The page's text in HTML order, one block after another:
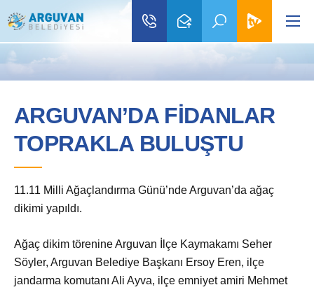
ARGUVAN’DA FİDANLAR
TOPRAKLA BULUŞTU
11.11 Milli Ağaçlandırma Günü’nde Arguvan’da ağaç
dikimi yapıldı.
Ağaç dikim törenine Arguvan İlçe Kaymakamı Seher
Söyler, Arguvan Belediye Başkanı Ersoy Eren, ilçe
jandarma komutanı Ali Ayva, ilçe emniyet amiri Mehmet